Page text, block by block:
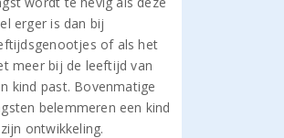
erger is dan bij
of als het
meer bij de leeftijd van
kind past. Bovenmatige
belemmeren een kind
ontwikkeling.